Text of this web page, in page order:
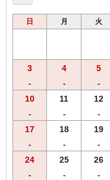
日 月 火
3
-
4
-
5
-
10
-
11
-
12
-
17
-
18
-
19
-
24
-
25
-
26
-